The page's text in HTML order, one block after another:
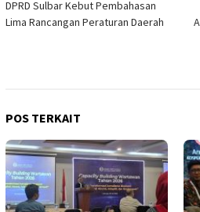
pos
DPRD Sulbar Kebut Pembahasan
Lima Rancangan Peraturan Daerah
POS TERKAIT